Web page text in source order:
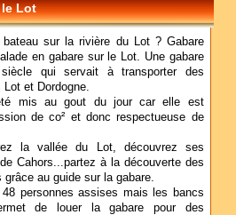
le Lot
sur la rivière du Lot ? Gabare
en gabare sur le Lot. Une gabare
qui servait à transporter des
et Dordogne.
mis au gout du jour car elle est
de co² et donc respectueuse de
la vallée du Lot, découvrez ses
Cahors...partez à la découverte des
au guide sur la gabare.
48 personnes assises mais les bancs
de louer la gabare pour des